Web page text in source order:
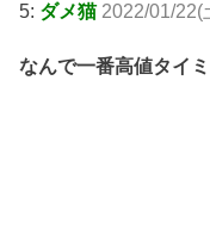
5: ダメ猫 2022/01/22(
なんで一番高値タイ